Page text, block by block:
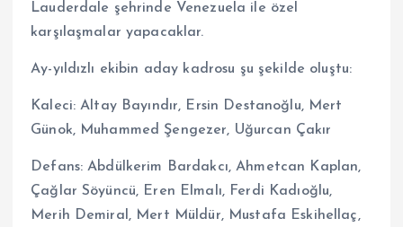
Lauderdale şehrinde Venezuela ile özel
karşılaşmalar yapacaklar.
Ay-yıldızlı ekibin aday kadrosu şu şekilde oluştu:
Kaleci: Altay Bayındır, Ersin Destanoğlu, Mert
Günok, Muhammed Şengezer, Uğurcan Çakır
Defans: Abdülkerim Bardakcı, Ahmetcan Kaplan,
Çağlar Söyüncü, Eren Elmalı, Ferdi Kadıoğlu,
Merih Demiral, Mert Müldür, Mustafa Eskihellaç,